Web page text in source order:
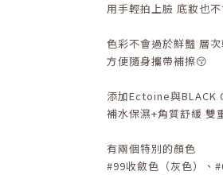
用手輕拍上臉 底妝也不
色彩不會過於鮮豔 層
方便隨身攜帶補擦😚
添加Ectoine與BLACK
補水保濕+角質舒緩 雙
有兩個特別的顏色
#99收斂色（灰色）、